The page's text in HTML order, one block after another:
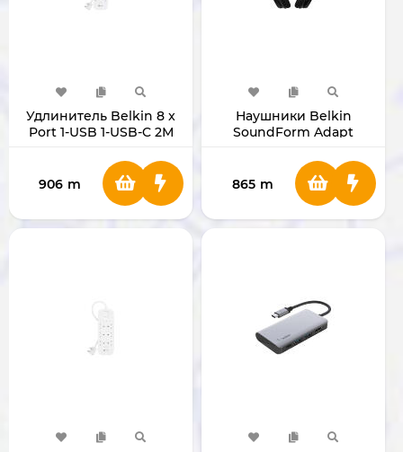
Удлинитель Belkin 8 x
Port 1-USB 1-USB-C 2М
906 m
Наушники Belkin
SoundForm Adapt
865 m